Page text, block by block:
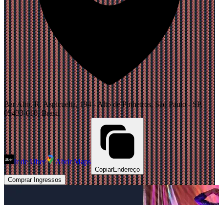
Bar Alto, R. Aspicuelta, 194 - Alto de Pinheiros, São Paulo - SP,
05433-010, Brasil
Ir de Uber Abrir Maps
CopiarEndereço
Comprar Ingressos